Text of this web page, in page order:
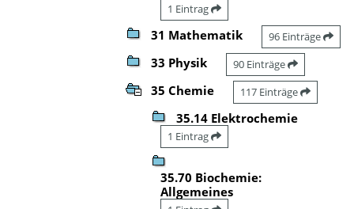
1 Eintrag
31 Mathematik 96 Einträge
33 Physik 90 Einträge
35 Chemie 117 Einträge
35.14 Elektrochemie
1 Eintrag
35.70 Biochemie:
Allgemeines